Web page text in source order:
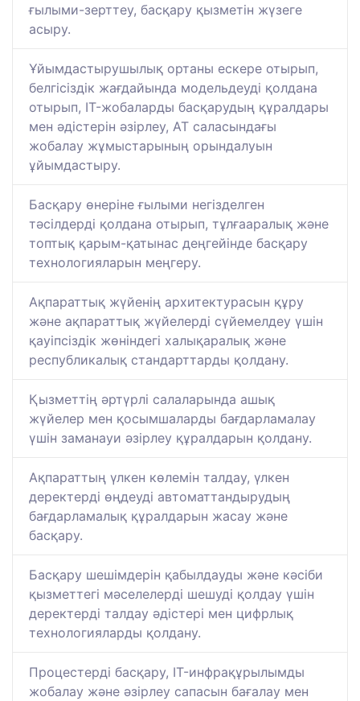
ғылыми-зерттеу, басқару қызметін жүзеге
асыру.
Ұйымдастырушылық ортаны ескере отырып,
белгісіздік жағдайында модельдеуді қолдана
отырып, IT-жобаларды басқарудың құралдары
мен әдістерін әзірлеу, АТ саласындағы
жобалау жұмыстарының орындалуын
ұйымдастыру.
Басқару өнеріне ғылыми негізделген
тәсілдерді қолдана отырып, тұлғааралық және
топтық қарым-қатынас деңгейінде басқару
технологияларын меңгеру.
Ақпараттық жүйенің архитектурасын құру
және ақпараттық жүйелерді сүйемелдеу үшін
қауіпсіздік жөніндегі халықаралық және
республикалық стандарттарды қолдану.
Қызметтің әртүрлі салаларында ашық
жүйелер мен қосымшаларды бағдарламалау
үшін заманауи әзірлеу құралдарын қолдану.
Ақпараттың үлкен көлемін талдау, үлкен
деректерді өңдеуді автоматтандырудың
бағдарламалық құралдарын жасау және
басқару.
Басқару шешімдерін қабылдауды және кәсіби
қызметтегі мәселелерді шешуді қолдау үшін
деректерді талдау әдістері мен цифрлық
технологияларды қолдану.
Процестерді басқару, IT-инфрақұрылымды
жобалау және әзірлеу сапасын бағалау мен